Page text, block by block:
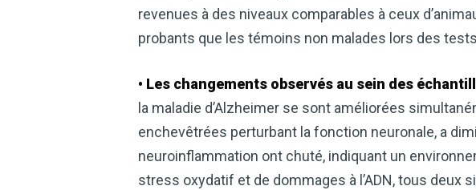
revenues à des niveaux comparables à ceux
probants que les témoins non malades lors des
• Les changements observés au sein des
la maladie d’Alzheimer se sont améliorées
enchevêtrées perturbant la fonction neuronale, a
neuroinflammation ont chuté, indiquant un
stress oxydatif et de dommages à l’ADN, tous deux